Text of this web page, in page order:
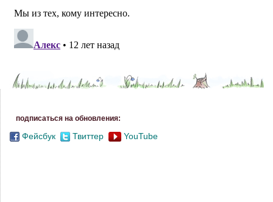
подписаться на обновления:
Фейсбук Твиттер YouTube